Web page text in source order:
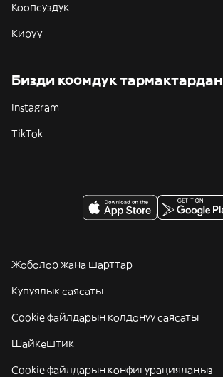
Коопсуздук
Кирүү
Бизди коомдук
Instagram
TikTok
Жоболор жана шарттар
Купуялык саясаты
Cookie файлдарын колдонуу саясаты
Шайкештик
Cookie файлдарын конфигурациялаңыз